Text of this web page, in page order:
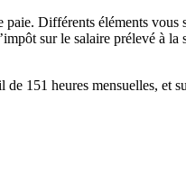
Différents éléments vous
sur le salaire prélevé à la
de 151 heures mensuelles, et